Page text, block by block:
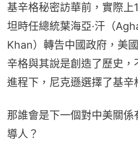
基辛格秘密訪華前，實際
坦時任總統葉海亞·汗（
Khan）轉告中國政府，美
辛格與其說是創造了歷史
進程下，尼克遜選擇了基辛
那誰會是下一個對中美關
導人？